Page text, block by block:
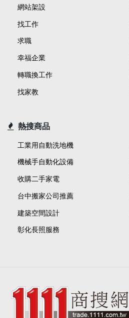
網站架設
找工作
求職
幸福企業
轉職換工作
找家教
熱搜商品
工業用自動洗地機
機械手自動化設備
收購二手家電
台中搬家公司推薦
建築空間設計
彰化長照服務